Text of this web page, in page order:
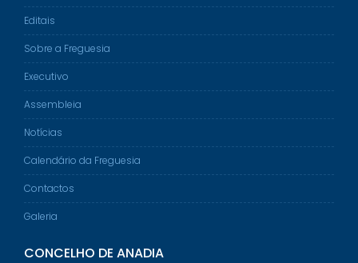
Editais
Sobre a Freguesia
Executivo
Assembleia
Notícias
Calendário da Freguesia
Contactos
Galeria
CONCELHO DE ANADIA